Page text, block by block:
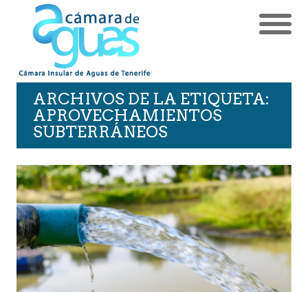
ARCHIVOS DE LA ETIQUETA:
APROVECHAMIENTOS
SUBTERRÁNEOS